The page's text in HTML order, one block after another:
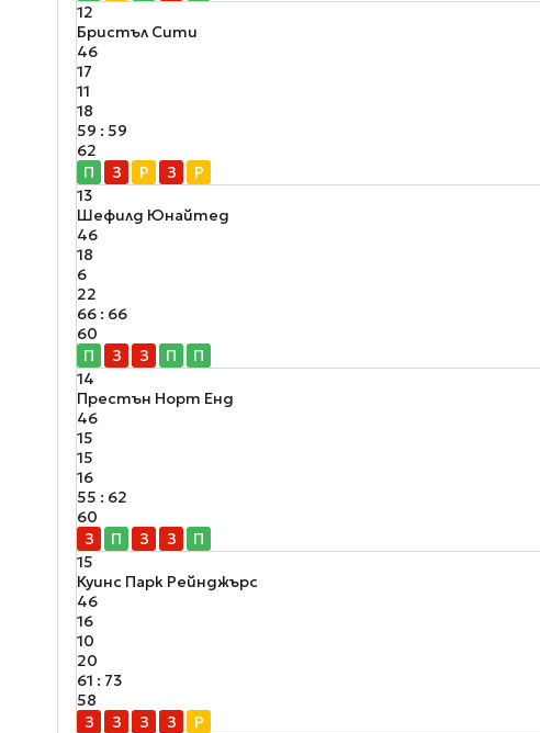
12
Бристъл Сити
46
17
11
18
59 : 59
62
П
З Р З
Р
13
Шефилд Юнайтед
46
18
6
22
66 : 66
60
П
З З П
П
14
Престън Норт Енд
46
15
15
16
55 : 62
60
З
П З З
П
15
Куинс Парк Рейнджърс
46
16
10
20
61 : 73
58
З
З З З
Р